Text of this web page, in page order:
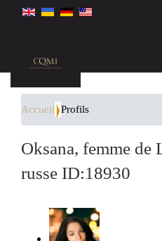
Accueil Profils
Oksana, femme de
russe ID:18930